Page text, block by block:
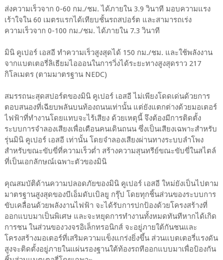
ส่งความเร็วจาก 0-60 กม./ชม. ได้ภายใน 3.9 วินาที มอบความแรง
เร้าใจใน 60 เมตรแรกได้เทียบชั้นรถสปอร์ต และสามารถเร่ง
ความเร็วจาก 0-100 กม./ชม. ได้ภายใน 7.3 วินาที
มินิ คูเปอร์ เอสอี ทำความเร็วสูงสุดได้ 150 กม./ชม. และใช้พลังงาน
จากแบตเตอรี่ลิเธียมไอออนในการวิ่งได้ระยะทางสูงสุดราว 217
กิโลเมตร (ตามมาตรฐาน NEDC)
สมรรถนะสุดสปอร์ตของมินิ คูเปอร์ เอสอี ไม่เพียงโดดเด่นด้วยการ
ตอบสนองที่เฉียบพลันบนท้องถนนเท่านั้น แต่ยังแตกต่างด้วยมอเตอร์
ไฟฟ้าที่ทำงานโดยแทบจะไร้เสียง ด้วยเหตุนี้ จึงต้องมีการติดตั้ง
ระบบการจำลองเสียงเพื่อเตือนคนเดินถนน ซึ่งเป็นเสียงเฉพาะสำหรับ
รุ่นมินิ คูเปอร์ เอสอี เท่านั้น โดยจำลองเสียงผ่านทางระบบลำโพง
สำหรับขณะขับขี่ที่ความเร็วต่ำ สร้างความสุนทรีย์ขณะขับขี่ในสไตล์
ที่เป็นเอกลักษณ์เฉพาะตัวของมินิ
คุณสมบัติด้านความปลอดภัยของมินิ คูเปอร์ เอสอี ใหม่ยังเป็นไปตาม
มาตรฐานสูงสุดของบีเอ็มดับเบิลยู กรุ๊ป โดยทุกชิ้นส่วนของระบบการ
ขับเคลื่อนด้วยพลังงานไฟฟ้า จะได้รับการปกป้องด้วยโครงสร้างที่
ออกแบบมาเป็นพิเศษ และจะหยุดการทำงานทั้งหมดทันทีหากได้เกิด
การชน ในส่วนของวงจรอิเล็กทรอนิกส์ จะอยู่ภายใต้กันชนและ
โครงสร้างมอเตอร์ที่เสริมความแข็งแกร่งยิ่งขึ้น ส่วนแบตเตอรี่แรงดัน
สูงจะติดตั้งอยู่ภายในแผ่นรองฐานใต้ท้องรถทีออกแบบมาเพื่อป้องกัน